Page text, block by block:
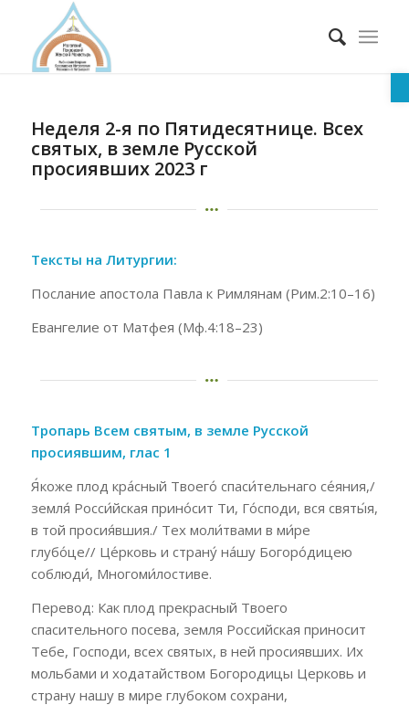
Неделя 2-я по Пятидесятнице. Всех
святых, в земле Русской
просиявших 2023 г
Тексты на Литургии:
Послание апостола Павла к Римлянам (Рим.2:10–16)
Евангелие от Матфея (Мф.4:18–23)
Тропарь Всем святым, в земле Русской
просиявшим, глас 1
Я́коже плод кра́сный Твоего́ спаси́тельнаго се́яния,/
земля́ Росси́йская прино́сит Ти, Го́споди, вся святы́я,
в той просия́вшия./ Тех моли́твами в ми́ре
глубо́це// Це́рковь и страну́ на́шу Богоро́дицею
соблюди́, Многоми́лостиве.
Перевод: Как плод прекрасный Твоего
спасительного посева, земля Российская приносит
Тебе, Господи, всех святых, в ней просиявших. Их
мольбами и ходатайством Богородицы Церковь и
страну нашу в мире глубоком сохрани,